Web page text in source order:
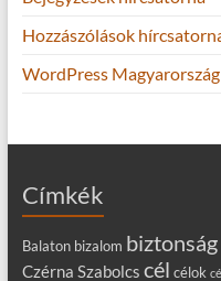
Hozzászólások
WordPress Magyarország
Címkék
Balaton bizalom biztonság
Czérna Szabolcs cél célok